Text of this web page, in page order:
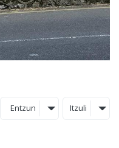
Entzun Itzuli